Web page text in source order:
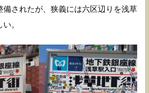
備されたが、狭義には六区辺りを浅草
。